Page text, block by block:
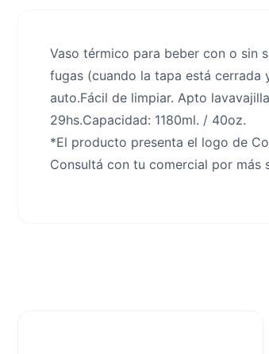
Vaso térmico para beber con o sin
fugas (cuando la tapa está cerrada
auto.Fácil de limpiar. Apto
29hs.Capacidad: 1180ml. / 40oz.
*El producto presenta el logo de
Consultá con tu comercial por